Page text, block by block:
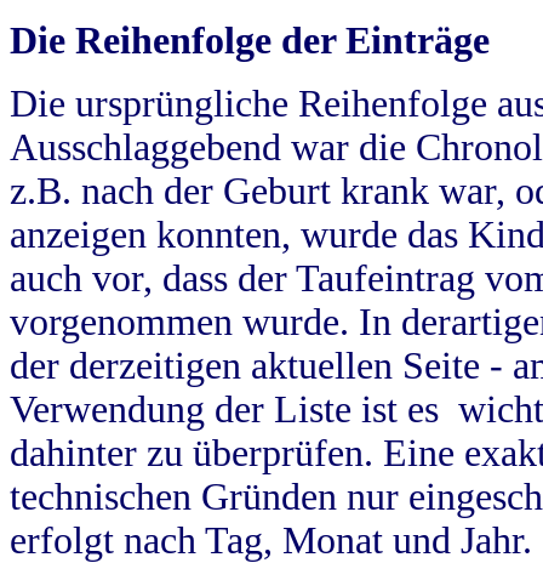
Die Reihenfolge der Einträge
Die ursprüngliche Reihenfolge
Ausschlaggebend war die
z.B. nach der Geburt krank war,
anzeigen konnten, wurde das
auch vor, dass der Taufeintrag
vorgenommen wurde. In
der derzeitigen aktuellen Seite -
Verwendung der Liste ist es
dahinter zu überprüfen. Eine
technischen Gründen nur
erfolgt nach Tag, Monat und Jahr.